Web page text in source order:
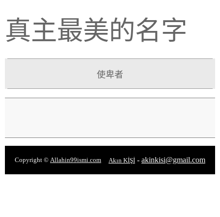
真主最美的名字
使卑者
Copyright © Allahin99ismi.com Akın KİŞİ - akinkisi@gmail.com